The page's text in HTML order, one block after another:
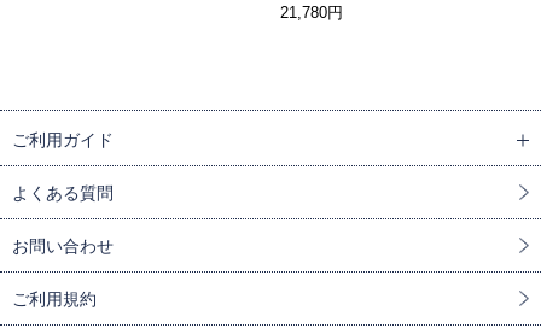
21,780円
ご利用ガイド
よくある質問
お問い合わせ
ご利用規約